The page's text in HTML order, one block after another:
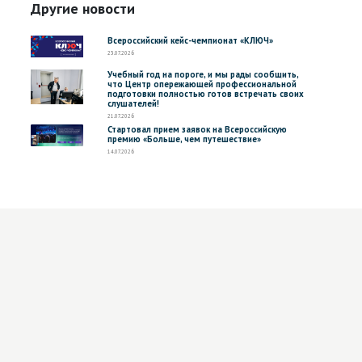
Другие новости
Всероссийский кейс-чемпионат «КЛЮЧ»
23.07.2026
Учебный год на пороге, и мы рады сообщить,
что Центр опережающей профессиональной
подготовки полностью готов встречать своих
слушателей!
21.07.2026
Стартовал прием заявок на Всероссийскую
премию «Больше, чем путешествие»
14.07.2026